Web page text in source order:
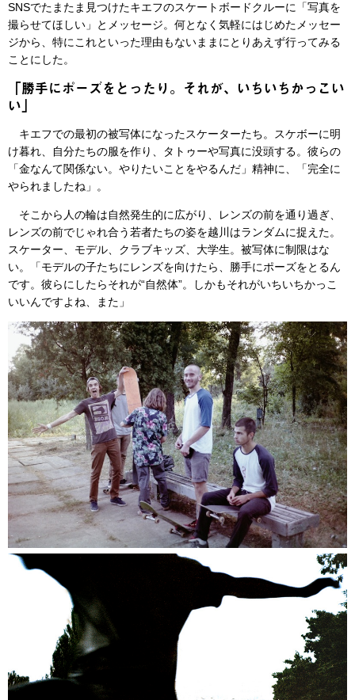
SNSでたまたま見つけたキエフのスケートボードクルーに「写真を
撮らせてほしい」とメッセージ。何となく気軽にはじめたメッセー
ジから、特にこれといった理由もないままにとりあえず行ってみる
ことにした。
「勝手にポーズをとったり。それが、いちいちかっこい
い」
キエフでの最初の被写体になったスケーターたち。スケボーに明
け暮れ、自分たちの服を作り、タトゥーや写真に没頭する。彼らの
「金なんて関係ない。やりたいことをやるんだ」精神に、「完全に
やられましたね」。
そこから人の輪は自然発生的に広がり、レンズの前を通り過ぎ、
レンズの前でじゃれ合う若者たちの姿を越川はランダムに捉えた。
スケーター、モデル、クラブキッズ、大学生。被写体に制限はな
い。「モデルの子たちにレンズを向けたら、勝手にポーズをとるん
です。彼らにしたらそれが“自然体”。しかもそれがいちいちかっこ
いいんですよね、また」